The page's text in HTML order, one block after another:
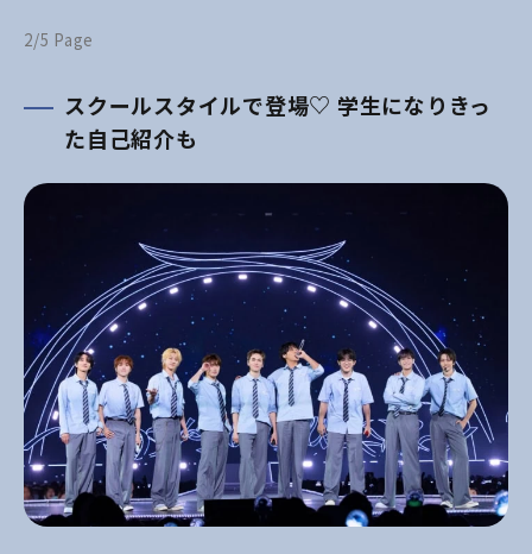
2/5 Page
スクールスタイルで登場♡ 学生になりきっ
た自己紹介も